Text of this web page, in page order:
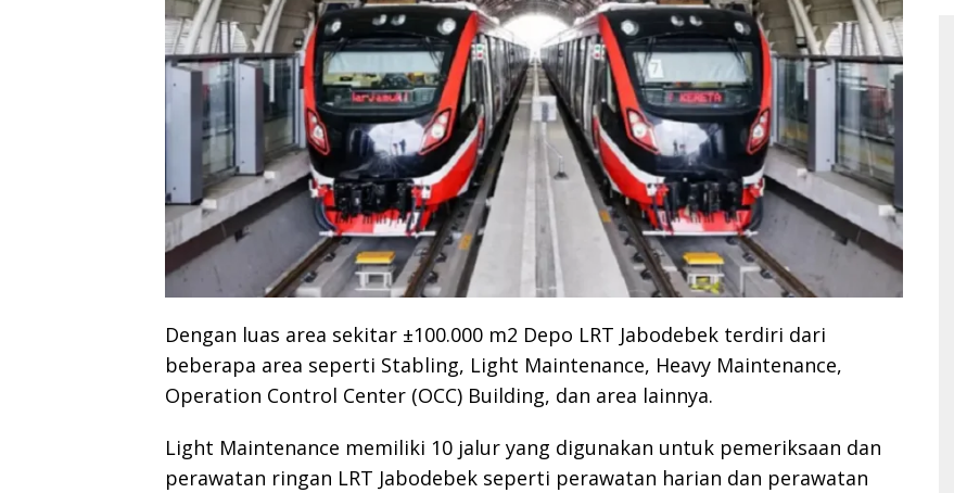
Dengan luas area sekitar ±100.000 m2 Depo LRT Jabodebek terdiri dari
beberapa area seperti Stabling, Light Maintenance, Heavy Maintenance,
Operation Control Center (OCC) Building, dan area lainnya.
Light Maintenance memiliki 10 jalur yang digunakan untuk pemeriksaan dan
perawatan ringan LRT Jabodebek seperti perawatan harian dan perawatan